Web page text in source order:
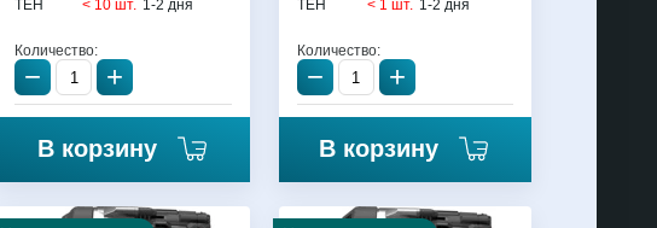
TEH < 10 шт. 1-2 дня
Количество:
− +
В корзину
TEH < 1 шт. 1-2 дня
Количество:
− +
В корзину